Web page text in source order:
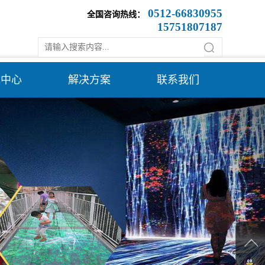
全国咨询热线：
0512-66830955
15751807187
心 解决方案 联系我们